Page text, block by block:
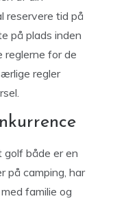
reservere tid på
på plads inden
reglerne for de
regler
golf både er en
på camping, har
familie og